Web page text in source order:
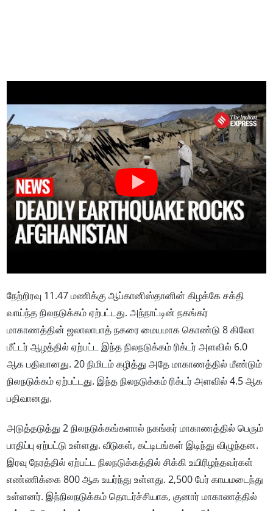
நேற்றிரவு 11.47 மணிக்கு ஆப்கானிஸ்தானின் கிழக்கே சக்தி
வாய்ந்த நிலநடுக்கம் ஏற்பட்டது. அந்நாட்டின் நகங்கர்
மாகாணத்தின் ஜலாலாபாத் நகரை மையமாக கொண்டு 8 கிலோ
மீட்டர் ஆழத்தில் ஏற்பட்ட இந்த நிலநடுக்கம் ரிக்டர் அளவில் 6.0
ஆக பதிவானது. 20 நிமிடம் கழித்து அதே மாகாணத்தில் மீண்டும்
நிலநடுக்கம் ஏற்பட்டது. இந்த நிலநடுக்கம் ரிக்டர் அளவில் 4.5 ஆக
பதிவானது.
அடுத்தடுத்து 2 நிலநடுக்கங்களால் நகங்கர் மாகாணத்தில் பெரும்
பாதிப்பு ஏற்பட்டு உள்ளது. வீடுகள், கட்டிடங்கள் இடிந்து விழுந்தன.
இரவு நேரத்தில் ஏற்பட்ட நிலநடுக்கத்தில் சிக்கி உயிரிழந்தவர்கள்
எண்ணிக்கை 800 ஆக உயர்ந்து உள்ளது. 2,500 பேர் காயமடைந்து
உள்ளனர்.இந்நிலநடுக்கம் தொடர்ச்சியாக, குனார் மாகாணத்தில்